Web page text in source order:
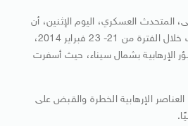
المتحدث العسكري، اليوم الإثنين، أن
قوات الجيش الثاني تمكنت خلال الفترة من 21- 23 فبراير 2014،
الإرهابية بشمال سيناء، حيث أسفرت
من العناصر الإرهابية الخطرة والقبض على